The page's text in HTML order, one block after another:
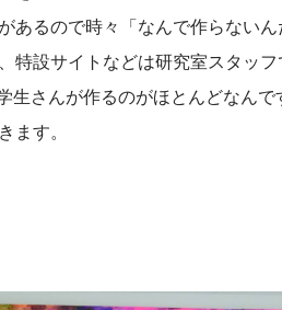
あるので時々「なんで作らないん
設サイトなどは研究室スタッフ
さんが作るのがほとんどなんで
ます。